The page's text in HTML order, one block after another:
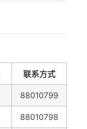
联系方式
88010799
88010798